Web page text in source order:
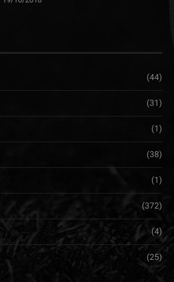
(44)
(31)
(1)
(38)
(1)
(372)
(4)
(25)